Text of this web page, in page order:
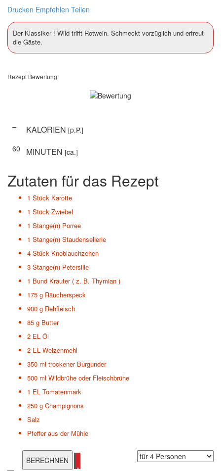
Drucken Empfehlen Teilen
Der Klassiker ! Wild trifft Rotwein. Schmeckt vorzüglich und erfreut
die Gäste.
Rezept Bewertung:
– KALORIEN [p.P.]
60
MINUTEN [ca.]
Zutaten für das Rezept
1 Stück Karotte
1 Stück Zwiebel
1 Stange(n) Porree
1 Stange(n) Staudensellerie
4 Stück Knoblauchzehen
3 Stange(n) Petersilie
1 Bund Kräuter ( z. B. Thymian )
175 g Räucherspeck
900 g Rehfleisch
85 g Butter
2 EL Öl
2 EL Weizenmehl
350 ml trockener Burgunder
500 ml Wildbrühe oder Fleischbrühe
1 EL Tomatenmark
250 g Champignons
Salz
Pfeffer aus der Mühle